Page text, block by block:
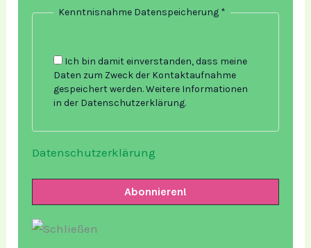
Kenntnisnahme Datenspeicherung *
Ich bin damit einverstanden, dass meine
Daten zum Zweck der Kontaktaufnahme
gespeichert werden. Weitere Informationen
in der Datenschutzerklärung.
Datenschutzerklärung